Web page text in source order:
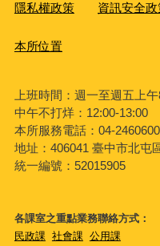
隱私權政策 資訊安全政
本所位置
上班時間：週一至週五上
中午不打烊：12:00-13:00
本所服務電話：04-
地址：406041 臺中市北屯
統一編號：52015905
各課室之重點業務聯絡方式：
民政課 社會課 公用課